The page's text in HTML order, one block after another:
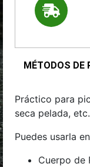
MÉTODOS DE
Práctico para
seca pelada, etc.
Puedes usarla
Cuerpo de